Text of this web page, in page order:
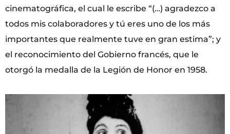
cinematográfica, el cual le escribe “(…) agradezco a
todos mis colaboradores y tú eres uno de los más
importantes que realmente tuve en gran estima”; y
el reconocimiento del Gobierno francés, que le
otorgó la medalla de la Legión de Honor en 1958.